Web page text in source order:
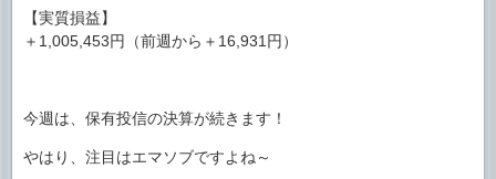
【実質損益】
＋1,005,453円（前週から＋16,931円）
今週は、保有投信の決算が続きます！
やはり、注目はエマソブですよね～